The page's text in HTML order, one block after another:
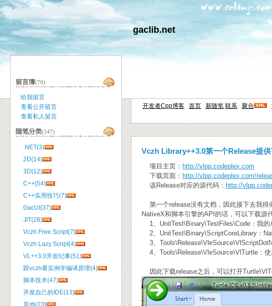
gaclib.net
开发者Cpp博客 首页 新随笔 联系 聚合
Vczh Library++3.0第一个Release提供
项目主页： http://vlpp.codeplex.com
下载页面： http://vlpp.codeplex.com/
该Release对应的源代码： http://
第一个release没有文档，因此接下去我得
NativeX和脚本引擎的API的话，可以下载源
1、UnitTest\Binary\TestFiles\Code：我的
2、UnitTest\Binary\ScriptCoreLibrary：
3、
4、Tools\Release\VleSource\VlTurtle：使
因此下载release之后，可以打开
留言簿(70)
给我留言
查看公开留言
查看私人留言
随笔分类(347)
.NET(3)
2D(14)
3D(12)
C++(54)
C++实用技巧(7)
GacUI(37)
JIT(28)
Vczh Free Script(7)
Vczh Lazy Script(4)
VL++3.0开发纪事(51)
跟vczh看实例学编译原理(4)
脚本技术(47)
开发自己的IDE(13)
其他(23)